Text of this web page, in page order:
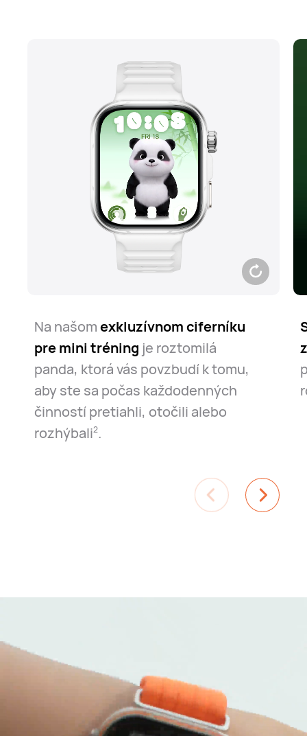
Na našomexkluzívnom ciferníku
pre mini tréning je roztomilá
panda, ktorá vás povzbudí k tomu,
aby ste sa počas každodenných
činností pretiahli, otočili alebo
rozhýbali⁠2.